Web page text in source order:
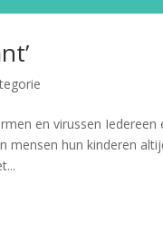
en virussen
mensen hun kinderen